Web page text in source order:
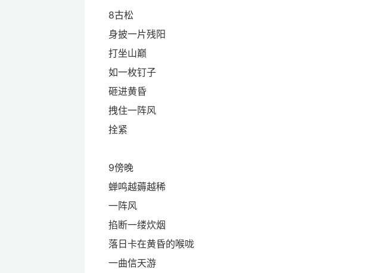
8古松
身披一片残阳
打坐山巅
如一枚钉子
砸进黄昏
拽住一阵风
拴紧
9傍晚
蝉鸣越薅越稀
一阵风
掐断一缕炊烟
落日卡在黄昏的喉咙
一曲信天游